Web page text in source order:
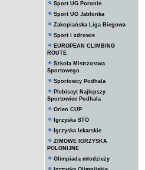
Sport UG Poronin
Sport UG Jabłonka
Zakopiańska Liga Biegowa
Sport i zdrowie
EUROPEAN CLIMBING
ROUTE
Szkoła Mistrzostwa
Sportowego
Sportowcy Podhala
Plebiscyt Najlepszy
Sportowiec Podhala
Orlen CUP
Igrzyska STO
Igrzyska lekarskie
ZIMOWE IGRZYSKA
POLONIJNE
Olimpiada młodzieży